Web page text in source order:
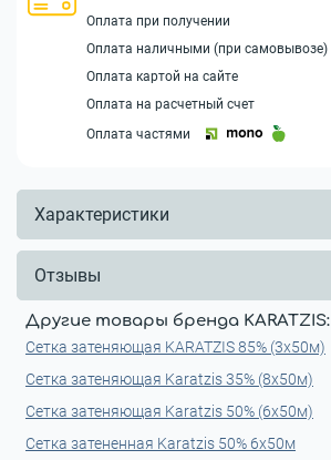
Оплата при получении
Оплата наличными (при самовывозе)
Оплата картой на сайте
Оплата на расчетный счет
Оплата частями
Характеристики
Отзывы
Другие товары бренда KARATZIS:
Cетка затеняющая KARATZIS 85% (3x50м)
Cетка затеняющая Karatzis 35% (8х50м)
Cетка затеняющая Karatzis 50% (6х50м)
Сетка затененная Karatzis 50% 6x50м